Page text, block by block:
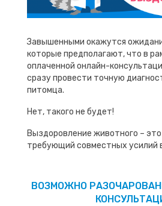
Завышенными окажутся
которые предполагают, что в
оплаченной онлайн-
сразу провести точную
питомца.
Нет, такого не будет!
Выздоровление животного –
требующий совместных усилий
ВОЗМОЖНО